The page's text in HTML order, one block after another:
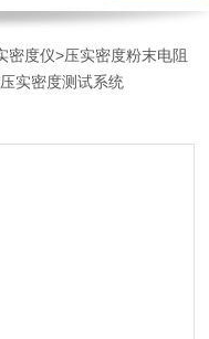
密度仪>压实密度粉末电阻
实密度测试系统